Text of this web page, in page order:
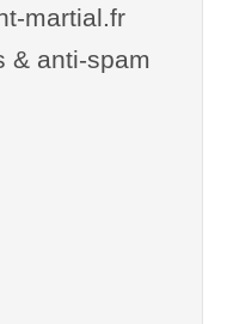
martial.fr
& anti-spam